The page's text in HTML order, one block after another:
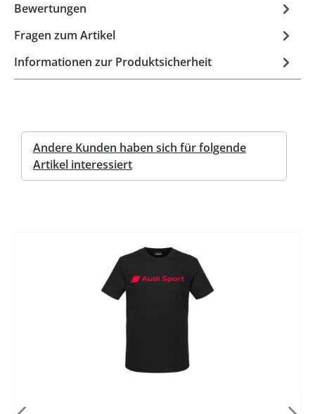
Bewertungen
Fragen zum Artikel
Informationen zur Produktsicherheit
Andere Kunden haben sich für folgende
Artikel interessiert